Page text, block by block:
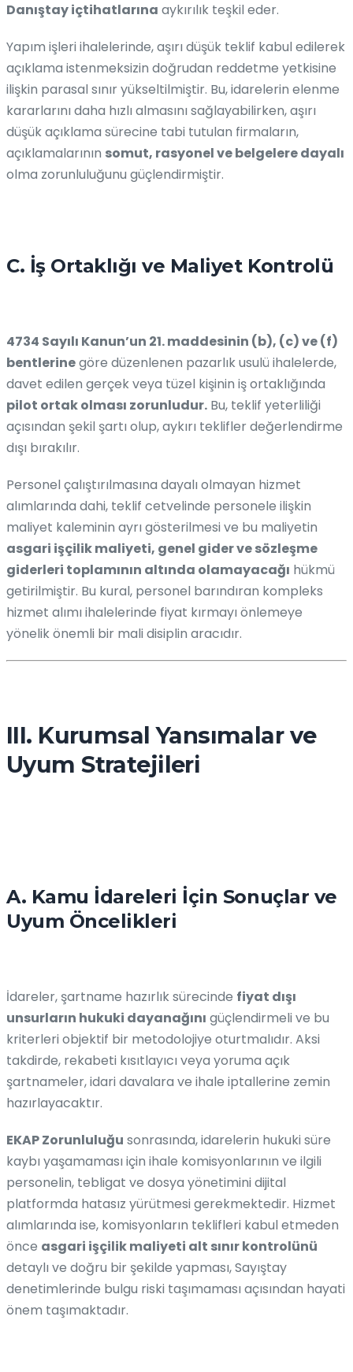
Danıştay içtihatlarına aykırılık teşkil eder.
Yapım işleri ihalelerinde, aşırı düşük teklif kabul edilerek
açıklama istenmeksizin doğrudan reddetme yetkisine
ilişkin parasal sınır yükseltilmiştir. Bu, idarelerin elenme
kararlarını daha hızlı almasını sağlayabilirken, aşırı
düşük açıklama sürecine tabi tutulan firmaların,
açıklamalarının somut, rasyonel ve belgelere dayalı
olma zorunluluğunu güçlendirmiştir.
C. İş Ortaklığı ve Maliyet Kontrolü
4734 Sayılı Kanun’un 21. maddesinin (b), (c) ve (f)
bentlerinegöre düzenlenen pazarlık usulü ihalelerde,
davet edilen gerçek veya tüzel kişinin iş ortaklığında
pilot ortak olması zorunludur. Bu, teklif yeterliliği
açısından şekil şartı olup, aykırı teklifler değerlendirme
dışı bırakılır.
Personel çalıştırılmasına dayalı olmayan hizmet
alımlarında dahi, teklif cetvelinde personele ilişkin
maliyet kaleminin ayrı gösterilmesi ve bu maliyetin
asgari işçilik maliyeti, genel gider ve sözleşme
giderleri toplamının altında olamayacağı hükmü
getirilmiştir. Bu kural, personel barındıran kompleks
hizmet alımı ihalelerinde fiyat kırmayı önlemeye
yönelik önemli bir mali disiplin aracıdır.
III. Kurumsal Yansımalar ve
Uyum Stratejileri
A. Kamu İdareleri İçin Sonuçlar ve
Uyum Öncelikleri
İdareler, şartname hazırlık sürecinde fiyat dışı
unsurların hukuki dayanağını güçlendirmeli ve bu
kriterleri objektif bir metodolojiye oturtmalıdır. Aksi
takdirde, rekabeti kısıtlayıcı veya yoruma açık
şartnameler, idari davalara ve ihale iptallerine zemin
hazırlayacaktır.
EKAP Zorunluluğu sonrasında, idarelerin hukuki süre
kaybı yaşamaması için ihale komisyonlarının ve ilgili
personelin, tebligat ve dosya yönetimini dijital
platformda hatasız yürütmesi gerekmektedir. Hizmet
alımlarında ise, komisyonların teklifleri kabul etmeden
önce asgari işçilik maliyeti alt sınır kontrolünü
detaylı ve doğru bir şekilde yapması, Sayıştay
denetimlerinde bulgu riski taşımaması açısından hayati
önem taşımaktadır.